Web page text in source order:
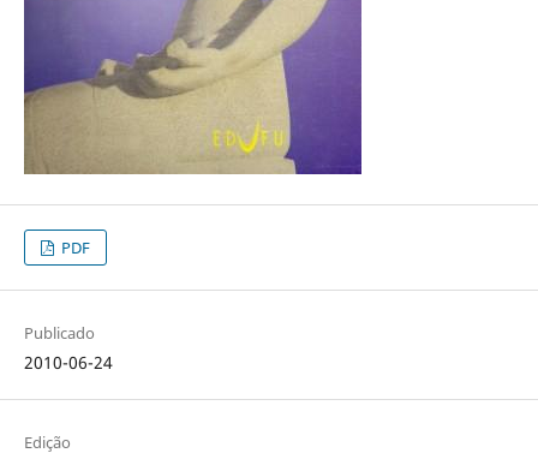
PDF
Publicado
2010-06-24
Edição